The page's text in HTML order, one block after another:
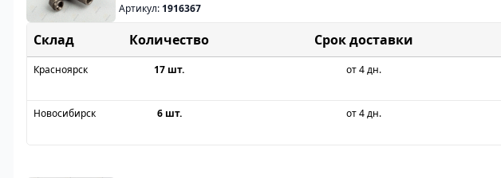
Артикул: 1916367
Склад Срок доставки
Красноярск 17 шт. от 4 дн.
Новосибирск 6 шт. от 4 дн.